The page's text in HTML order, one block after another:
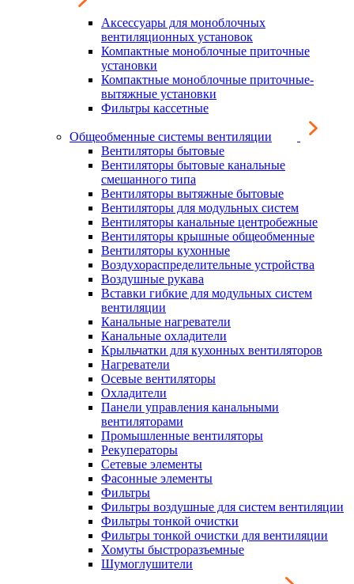
Аксессуары для моноблочных
вентиляционных установок
Компактные моноблочные приточные
установки
Компактные моноблочные приточные-
вытяжные установки
Фильтры кассетные
Общеобменные системы вентиляции
Вентиляторы бытовые
Вентиляторы бытовые канальные
смешанного типа
Вентиляторы вытяжные бытовые
Вентиляторы для модульных систем
Вентиляторы канальные центробежные
Вентиляторы крышные общеобменные
Вентиляторы кухонные
Воздухораспределительные устройства
Воздушные рукава
Вставки гибкие для модульных систем
вентиляции
Канальные нагреватели
Канальные охладители
Крыльчатки для кухонных вентиляторов
Нагреватели
Осевые вентиляторы
Охладители
Панели управления канальными
вентиляторами
Промышленные вентиляторы
Рекуператоры
Сетевые элементы
Фасонные элементы
Фильтры
Фильтры воздушные для систем вентиляции
Фильтры тонкой очистки
Фильтры тонкой очистки для вентиляции
Хомуты быстроразъемные
Шумоглушители